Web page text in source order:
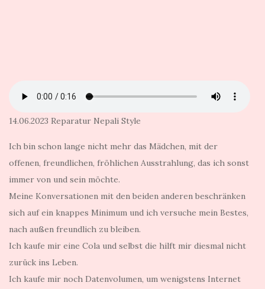
14.06.2023 Reparatur Nepali Style
Ich bin schon lange nicht mehr das Mädchen, mit der
offenen, freundlichen, fröhlichen Ausstrahlung, das ich sonst
immer von und sein möchte.
Meine Konversationen mit den beiden anderen beschränken
sich auf ein knappes Minimum und ich versuche mein Bestes,
nach außen freundlich zu bleiben.
Ich kaufe mir eine Cola und selbst die hilft mir diesmal nicht
zurück ins Leben.
Ich kaufe mir noch Datenvolumen, um wenigstens Internet